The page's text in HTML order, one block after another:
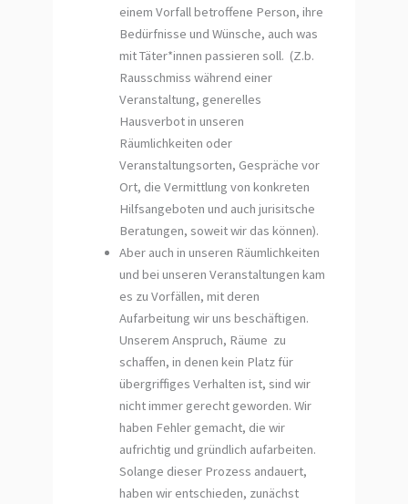
einem Vorfall betroffene Person, ihre
Bedürfnisse und Wünsche, auch was
mit Täter*innen passieren soll. (Z.b.
Rausschmiss während einer
Veranstaltung, generelles
Hausverbot in unseren
Räumlichkeiten oder
Veranstaltungsorten, Gespräche vor
Ort, die Vermittlung von konkreten
Hilfsangeboten und auch jurisitsche
Beratungen, soweit wir das können).
Aber auch in unseren Räumlichkeiten
und bei unseren Veranstaltungen kam
es zu Vorfällen, mit deren
Aufarbeitung wir uns beschäftigen.
Unserem Anspruch, Räume zu
schaffen, in denen kein Platz für
übergriffiges Verhalten ist, sind wir
nicht immer gerecht geworden. Wir
haben Fehler gemacht, die wir
aufrichtig und gründlich aufarbeiten.
Solange dieser Prozess andauert,
haben wir entschieden, zunächst